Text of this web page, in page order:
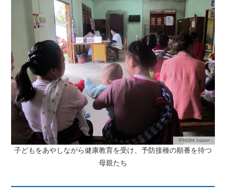
©MdM Japan
子どもをあやしながら健康教育を受け、予防接種の順番を待つ
母親たち